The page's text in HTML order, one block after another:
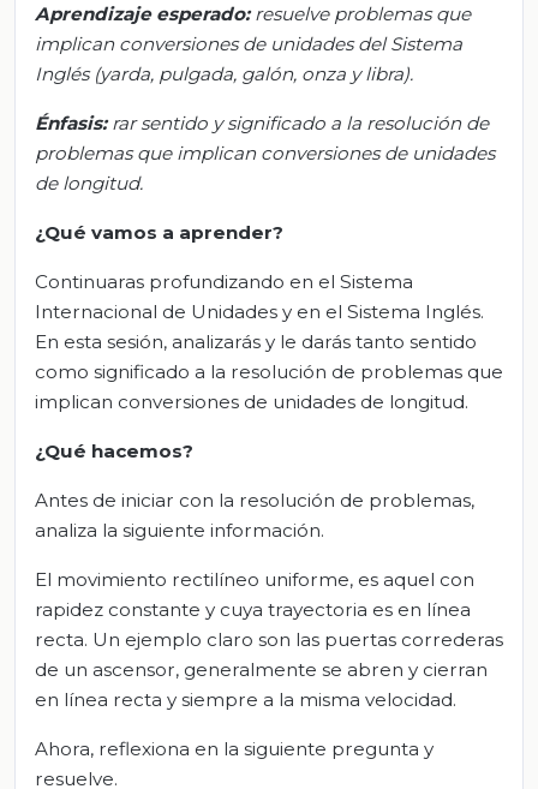
Aprendizaje esperado:resuelve problemas que
implican conversiones de unidades del Sistema
Inglés (yarda, pulgada, galón, onza y libra).
Énfasis:rar sentido y significado a la resolución de
problemas que implican conversiones de unidades
de longitud.
¿Qué vamos a aprender?
Continuaras profundizando en el Sistema
Internacional de Unidades y en el Sistema Inglés.
En esta sesión, analizarás y le darás tanto sentido
como significado a la resolución de problemas que
implican conversiones de unidades de longitud.
¿Qué hacemos?
Antes de iniciar con la resolución de problemas,
analiza la siguiente información.
El movimiento rectilíneo uniforme, es aquel con
rapidez constante y cuya trayectoria es en línea
recta. Un ejemplo claro son las puertas correderas
de un ascensor, generalmente se abren y cierran
en línea recta y siempre a la misma velocidad.
Ahora, reflexiona en la siguiente pregunta y
resuelve.